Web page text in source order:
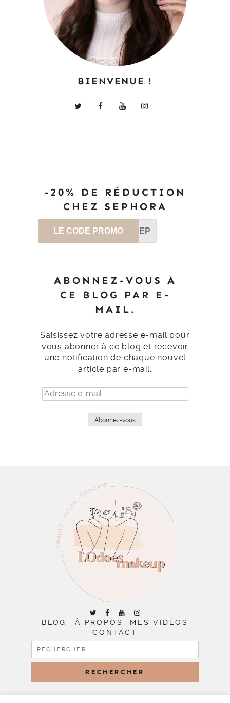
BIENVENUE !
-20% DE RÉDUCTION
CHEZ SEPHORA
LE CODE PROMO SEP
ABONNEZ-VOUS À
CE BLOG PAR E-
MAIL.
Saisissez votre adresse e-mail pour
vous abonner à ce blog et recevoir
une notification de chaque nouvel
article par e-mail.
Adresse
e-
Abonnez-vous
BLOG À PROPOS
MES VIDÉOS
CONTACT
RECHERCHER :